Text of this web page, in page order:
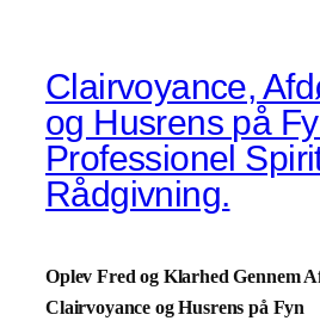
Clairvoyance,
og Husrens på
Professionel
Rådgivning.
Oplev Fred og Klarhed Gennem
Clairvoyance og Husrens på Fyn